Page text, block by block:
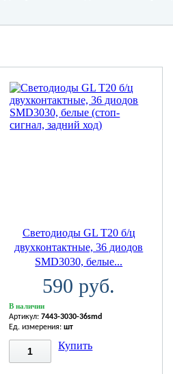
Светодиоды GL T20 б/ц
двухконтактные, 36 диодов
SMD3030, белые...
590 руб.
В наличии
Артикул:7443-3030-36smd
Ед. измерения:шт
Купить